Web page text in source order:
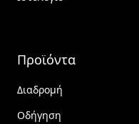
Προϊόντα
Διαδρομή
Οδήγηση